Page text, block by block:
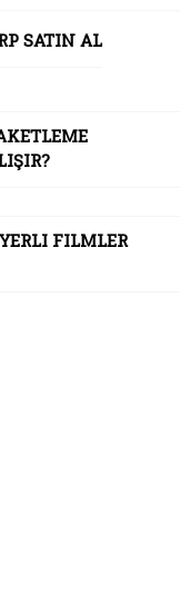
SATIN AL
FILMLER